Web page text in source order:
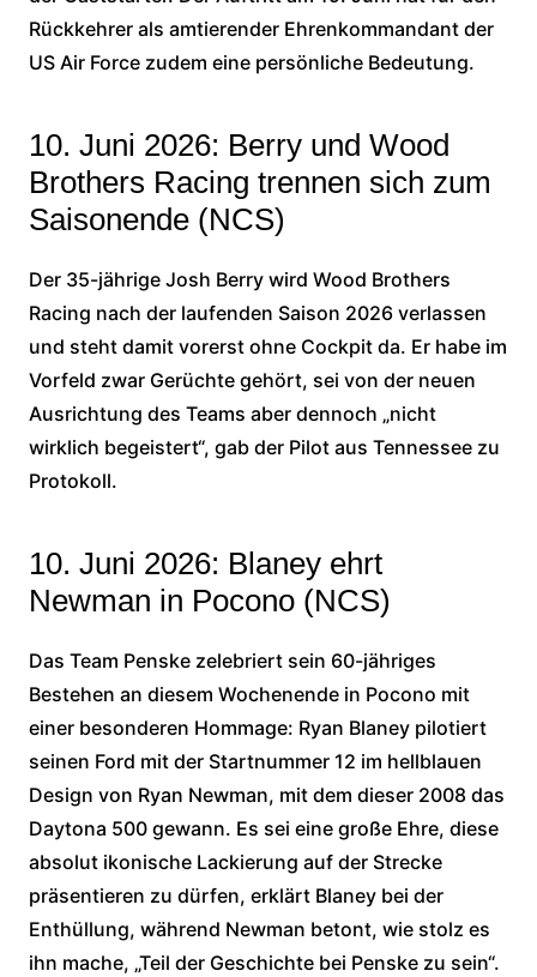
Rückkehrer als amtierender Ehrenkommandant der
US Air Force zudem eine persönliche Bedeutung.
10. Juni 2026: Berry und Wood
Brothers Racing trennen sich zum
Saisonende (NCS)
Der 35-jährige Josh Berry wird Wood Brothers
Racing nach der laufenden Saison 2026 verlassen
und steht damit vorerst ohne Cockpit da. Er habe im
Vorfeld zwar Gerüchte gehört, sei von der neuen
Ausrichtung des Teams aber dennoch „nicht
wirklich begeistert“, gab der Pilot aus Tennessee zu
Protokoll.
10. Juni 2026: Blaney ehrt
Newman in Pocono (NCS)
Das Team Penske zelebriert sein 60-jähriges
Bestehen an diesem Wochenende in Pocono mit
einer besonderen Hommage: Ryan Blaney pilotiert
seinen Ford mit der Startnummer 12 im hellblauen
Design von Ryan Newman, mit dem dieser 2008 das
Daytona 500 gewann. Es sei eine große Ehre, diese
absolut ikonische Lackierung auf der Strecke
präsentieren zu dürfen, erklärt Blaney bei der
Enthüllung, während Newman betont, wie stolz es
ihn mache, „Teil der Geschichte bei Penske zu sein“.